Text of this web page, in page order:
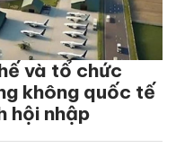
và tổ chức
không quốc tế
hội nhập